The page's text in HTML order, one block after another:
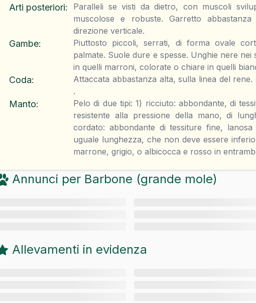
Arti posteriori:
Paralleli se visti da dietro, con muscoli
muscolose e robuste. Garretto
direzione verticale.
Gambe:
Piuttosto piccoli, serrati, di forma ovale
palmate. Suole dure e spesse. Unghie nere
in quelli marroni, colorate o chiare in quelli
Coda:
Attaccata abbastanza alta, sulla linea del
.
Manto:
Pelo di due tipi: 1) ricciuto: abbondante, di
resistente alla pressione della mano, di
cordato: abbondante di tessiture fine,
uguale lunghezza, che non deve essere
marrone, grigio, o albicocca e rosso in
Annunci per Barbone (grande mole)
Allevamenti in evidenza